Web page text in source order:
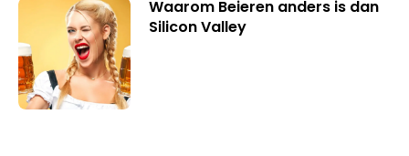
Waarom Beieren anders is dan
Silicon Valley